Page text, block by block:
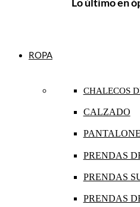
ROPA
CHALECOS
CALZADO
PRENDAS
PRENDAS
PRENDAS